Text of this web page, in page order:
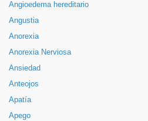
Angioedema hereditario
Angustia
Anorexia
Anorexia Nerviosa
Ansiedad
Anteojos
Apatía
Apego